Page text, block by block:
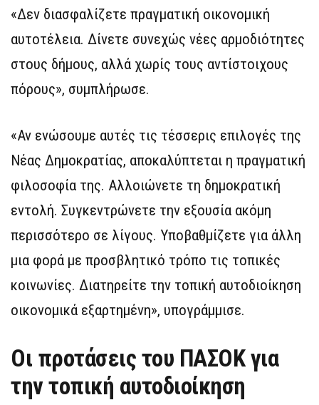
«Δεν διασφαλίζετε πραγματική οικονομική
αυτοτέλεια. Δίνετε συνεχώς νέες αρμοδιότητες
στους δήμους, αλλά χωρίς τους αντίστοιχους
πόρους», συμπλήρωσε.
«Αν ενώσουμε αυτές τις τέσσερις επιλογές της
Νέας Δημοκρατίας, αποκαλύπτεται η πραγματική
φιλοσοφία της. Αλλοιώνετε τη δημοκρατική
εντολή. Συγκεντρώνετε την εξουσία ακόμη
περισσότερο σε λίγους. Υποβαθμίζετε για άλλη
μια φορά με προσβλητικό τρόπο τις τοπικές
κοινωνίες. Διατηρείτε την τοπική αυτοδιοίκηση
οικονομικά εξαρτημένη», υπογράμμισε.
Οι προτάσεις του ΠΑΣΟΚ για
την τοπική αυτοδιοίκηση